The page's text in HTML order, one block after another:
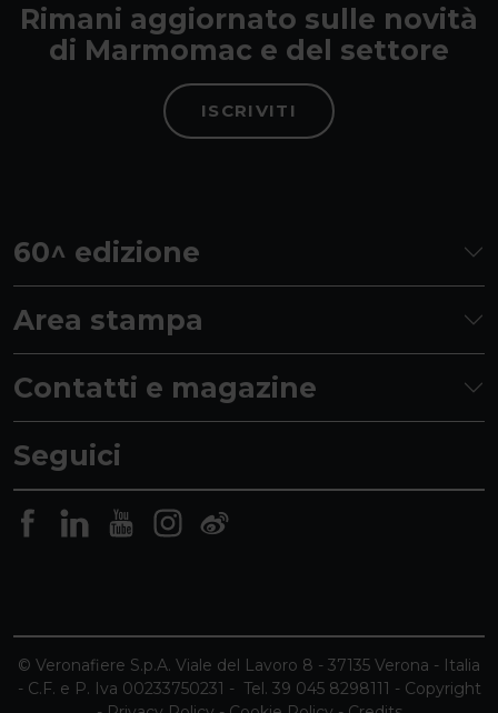
Rimani aggiornato sulle novità
di Marmomac e del settore
ISCRIVITI
60^ edizione
Area stampa
Contatti e magazine
Seguici
© Veronafiere S.p.A. Viale del Lavoro 8 - 37135 Verona - Italia
- C.F. e P. Iva 00233750231 - Tel. 39 045 8298111 - Copyright